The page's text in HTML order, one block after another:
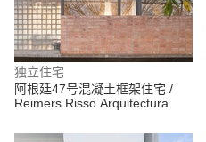
独立住宅
阿根廷47号混凝土框架住宅 /
Reimers Risso Arquitectura